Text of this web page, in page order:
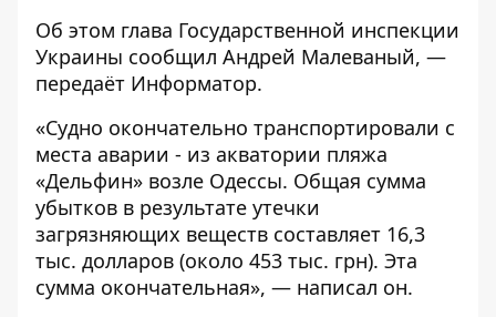
Об этом глава Государственной инспекции
Украины сообщил Андрей Малеваный, —
передаёт Информатор.
«Судно окончательно транспортировали с
места аварии - из акватории пляжа
«Дельфин» возле Одессы. Общая сумма
убытков в результате утечки
загрязняющих веществ составляет 16,3
тыс. долларов (около 453 тыс. грн). Эта
сумма окончательная», — написал он.